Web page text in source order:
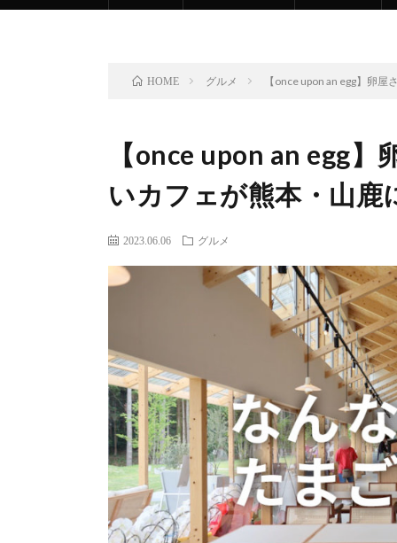
HOME グルメ 【once upon an egg】卵
【once upon an egg
いカフェが熊本・山鹿
2023.06.06 グルメ